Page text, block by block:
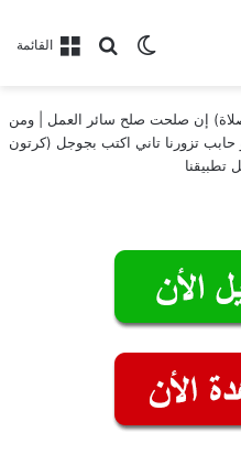
القائمةبحث عن
الوضع المظلم
إن صلحت صلح سائر العمل | ومن
تزورنا تاني اكتب بجوجل (كرتون
تطبيقنا